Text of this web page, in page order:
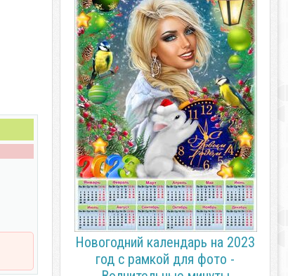
Новогодний календарь на 2023
год с рамкой для фото -